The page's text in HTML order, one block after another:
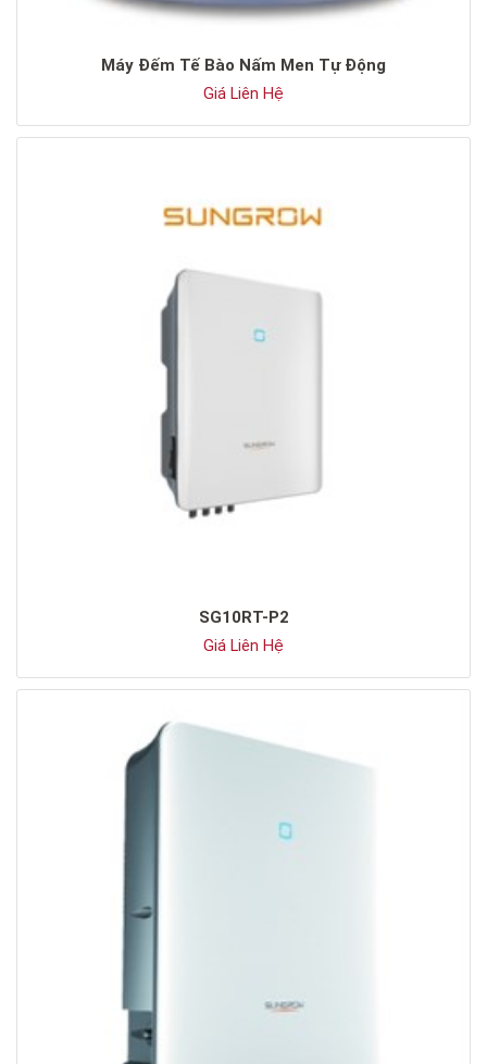
Máy Đếm Tế Bào Nấm Men Tự Động
Giá Liên Hệ
SG10RT-P2
Giá Liên Hệ